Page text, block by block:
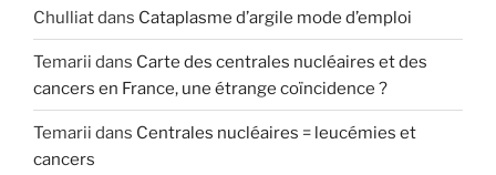
Chulliatdans Cataplasme d’argile mode d’emploi
Temarii dans Carte des centrales nucléaires et des
cancers en France, une étrange coïncidence ?
Temarii dans Centrales nucléaires = leucémies et
cancers